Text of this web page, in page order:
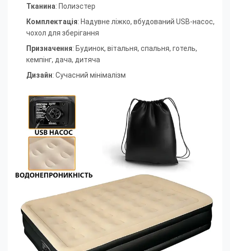
Тканина: Полиэстер
Комплектація: Надувне ліжко, вбудований USB-насос,
чохол для зберігання
Призначення: Будинок, вітальня, спальня, готель,
кемпінг, дача, дитяча
Дизайн: Сучасний мінімалізм